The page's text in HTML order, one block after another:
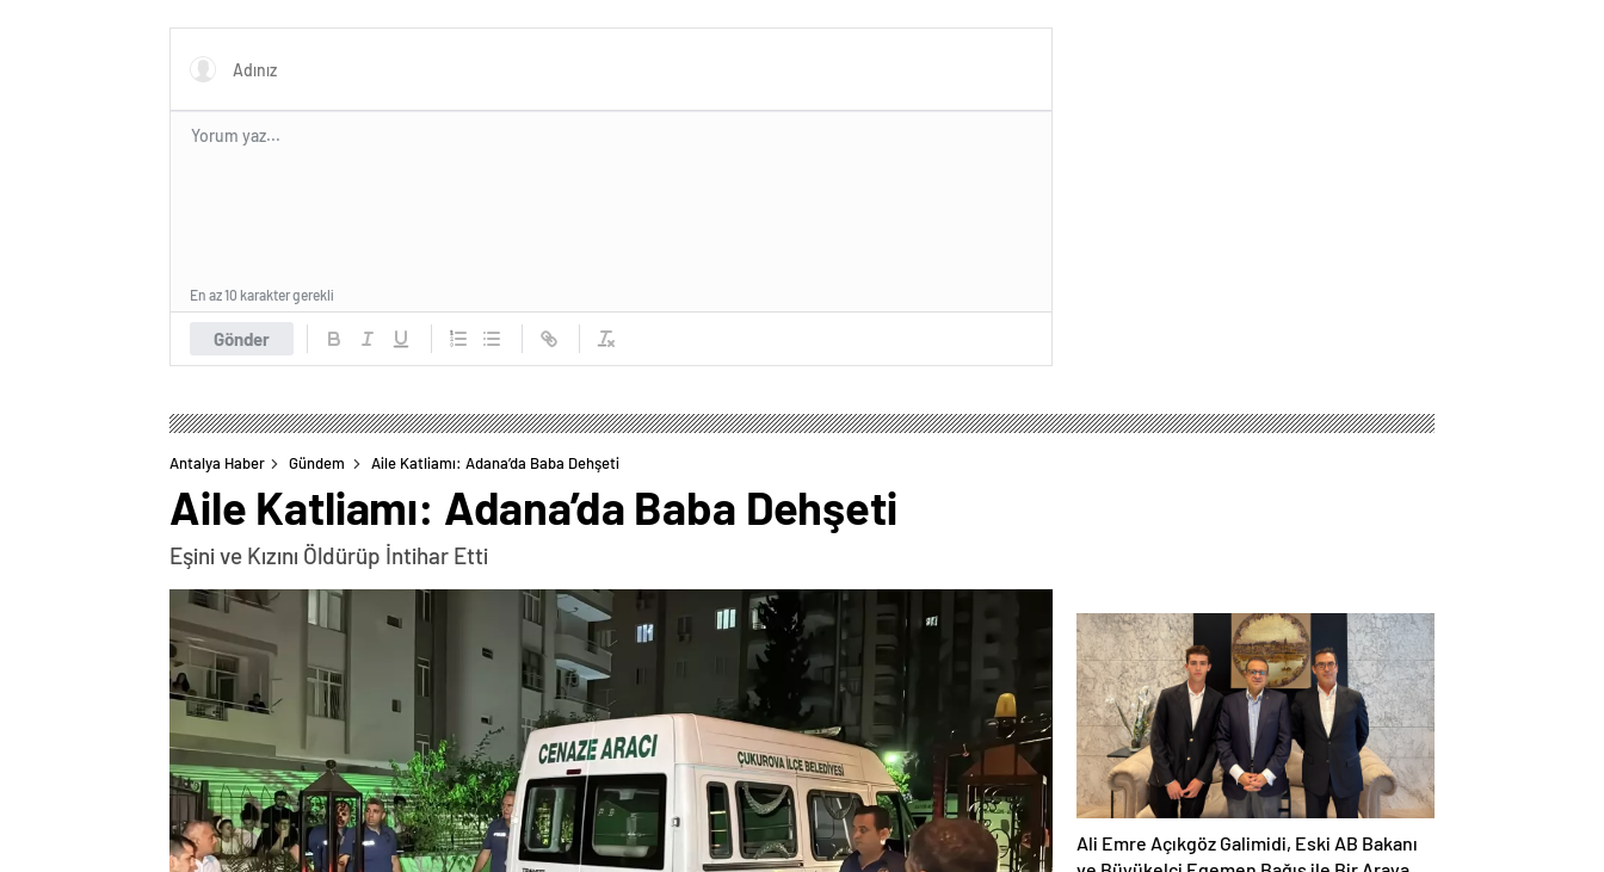
Gönder
En az 10 karakter gerekli
Antalya Haber Gündem Aile Katliamı: Adana’da Baba Dehşeti
Aile Katliamı: Adana’da Baba Dehşeti
Eşini ve Kızını Öldürüp İntihar Etti
Ali Emre Açıkgöz Galimidi, Eski AB Bakanı